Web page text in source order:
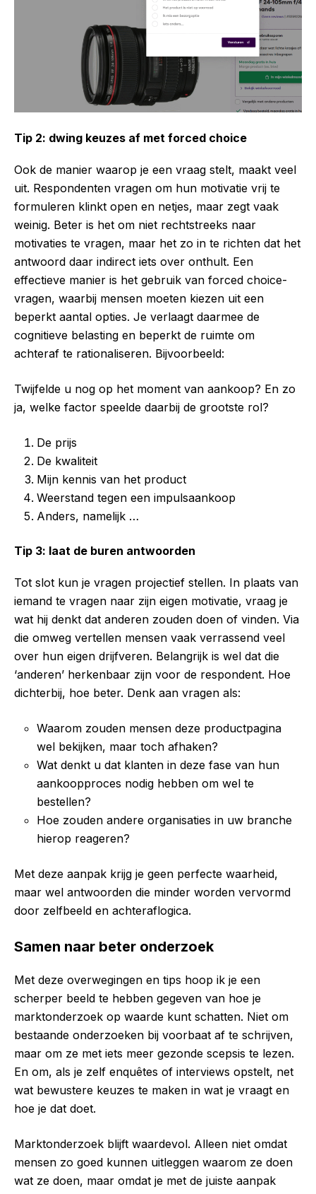
Tip 2: dwing keuzes af met forced choice
Ook de manier waarop je een vraag stelt, maakt veel
uit. Respondenten vragen om hun motivatie vrij te
formuleren klinkt open en netjes, maar zegt vaak
weinig. Beter is het om niet rechtstreeks naar
motivaties te vragen, maar het zo in te richten dat het
antwoord daar indirect iets over onthult. Een
effectieve manier is het gebruik van forced choice-
vragen, waarbij mensen moeten kiezen uit een
beperkt aantal opties. Je verlaagt daarmee de
cognitieve belasting en beperkt de ruimte om
achteraf te rationaliseren. Bijvoorbeeld:
Twijfelde u nog op het moment van aankoop? En zo
ja, welke factor speelde daarbij de grootste rol?
De prijs
De kwaliteit
Mijn kennis van het product
Weerstand tegen een impulsaankoop
Anders, namelijk …
Tip 3: laat de buren antwoorden
Tot slot kun je vragen projectief stellen. In plaats van
iemand te vragen naar zijn eigen motivatie, vraag je
wat hij denkt dat anderen zouden doen of vinden. Via
die omweg vertellen mensen vaak verrassend veel
over hun eigen drijfveren. Belangrijk is wel dat die
‘anderen’ herkenbaar zijn voor de respondent. Hoe
dichterbij, hoe beter. Denk aan vragen als:
Waarom zouden mensen deze productpagina
wel bekijken, maar toch afhaken?
Wat denkt u dat klanten in deze fase van hun
aankoopproces nodig hebben om wel te
bestellen?
Hoe zouden andere organisaties in uw branche
hierop reageren?
Met deze aanpak krijg je geen perfecte waarheid,
maar wel antwoorden die minder worden vervormd
door zelfbeeld en achteraflogica.
Samen naar beter onderzoek
Met deze overwegingen en tips hoop ik je een
scherper beeld te hebben gegeven van hoe je
marktonderzoek op waarde kunt schatten. Niet om
bestaande onderzoeken bij voorbaat af te schrijven,
maar om ze met iets meer gezonde scepsis te lezen.
En om, als je zelf enquêtes of interviews opstelt, net
wat bewustere keuzes te maken in wat je vraagt en
hoe je dat doet.
Marktonderzoek blijft waardevol. Alleen niet omdat
mensen zo goed kunnen uitleggen waarom ze doen
wat ze doen, maar omdat je met de juiste aanpak